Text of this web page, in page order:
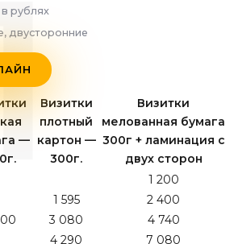
рублях
двусторонние
—
Визитки
плотный
картон —
300г.
Визитки
мелованная бумага
300г + ламинация с
двух сторон
1 200
1 595
2 400
3 080
4 740
4 290 7 080